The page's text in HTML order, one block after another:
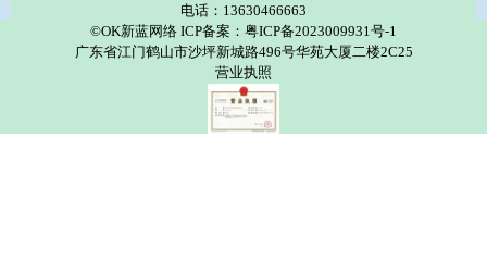
电话：13630466663
©OK新蓝网络 ICP备案：粤ICP备2023009931号-1
广东省江门鹤山市沙坪新城路496号华苑大厦二楼2C25
营业执照